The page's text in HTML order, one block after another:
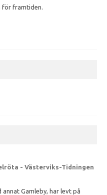
för framtiden.
- Västerviks-Tidningen
Gamleby, har levt på